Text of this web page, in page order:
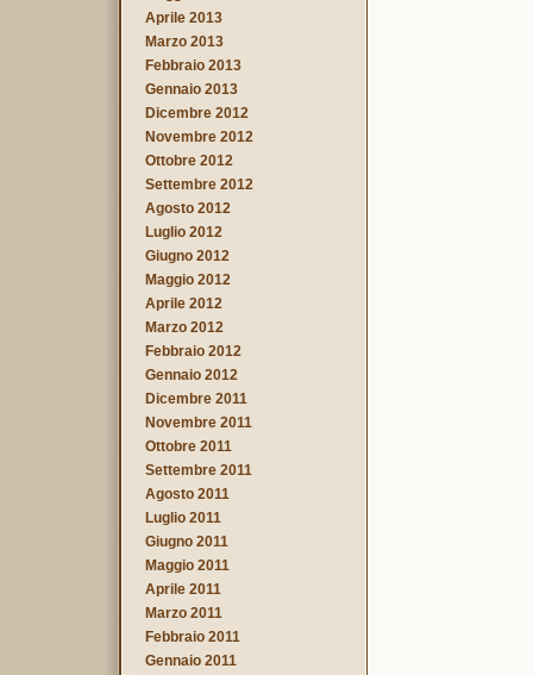
Aprile 2013
Marzo 2013
Febbraio 2013
Gennaio 2013
Dicembre 2012
Novembre 2012
Ottobre 2012
Settembre 2012
Agosto 2012
Luglio 2012
Giugno 2012
Maggio 2012
Aprile 2012
Marzo 2012
Febbraio 2012
Gennaio 2012
Dicembre 2011
Novembre 2011
Ottobre 2011
Settembre 2011
Agosto 2011
Luglio 2011
Giugno 2011
Maggio 2011
Aprile 2011
Marzo 2011
Febbraio 2011
Gennaio 2011